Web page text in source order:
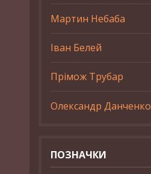
Мартин Небаба
Іван Белей
Прімож Трубар
Олександр Данченко
ПОЗНАЧКИ